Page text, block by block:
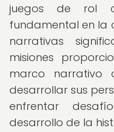
juegos de rol
fundamental en la
narrativas
misiones
marco narrativo
desarrollar sus
enfrentar
desarrollo de la